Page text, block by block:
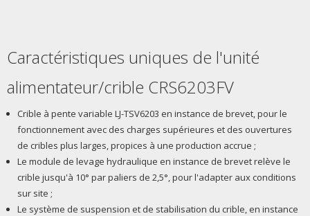
Caractéristiques uniques de l'unité
alimentateur/crible CRS6203FV
Crible à pente variable LJ-TSV6203 en instance de brevet, pour le
fonctionnement avec des charges supérieures et des ouvertures
de cribles plus larges, propices à une production accrue ;
Le module de levage hydraulique en instance de brevet relève le
crible jusqu'à 10° par paliers de 2,5°, pour l'adapter aux conditions
sur site ;
Le système de suspension et de stabilisation du crible, en instance